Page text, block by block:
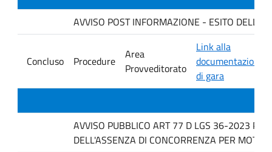
AVVISO POST INFORMAZIONE - ESITO
Concluso Procedure
Area
Provveditorato
Link alla
documentazione
di gara
AVVISO PUBBLICO ART 77 D LGS 36-2023 PER
DELL'ASSENZA DI CONCORRENZA PER MOTIVI